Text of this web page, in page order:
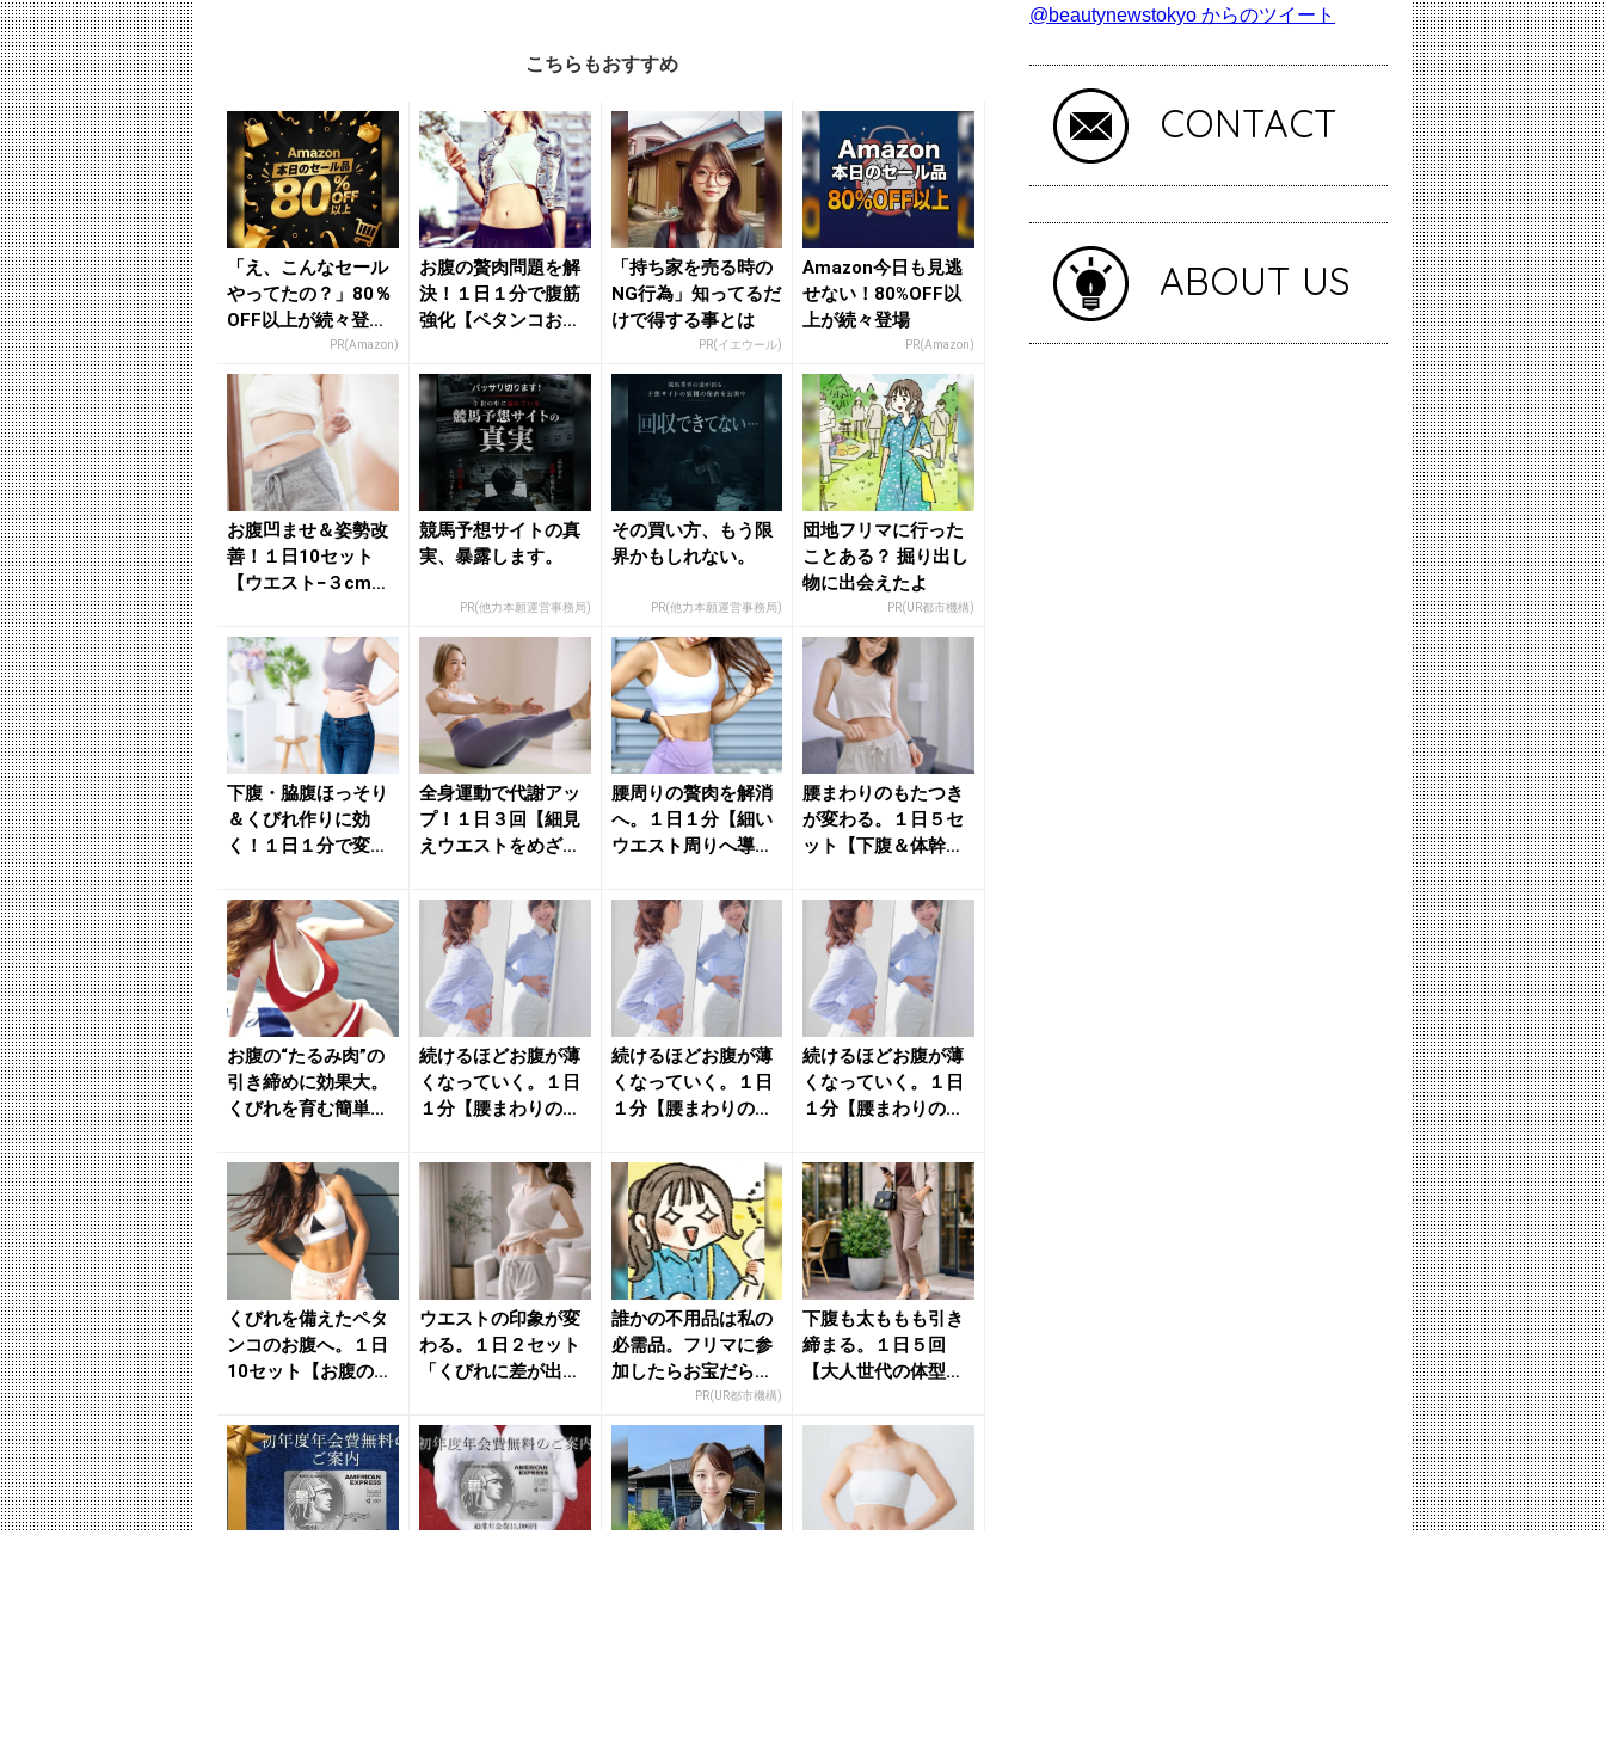
こちらもおすすめ
「え、こんなセール
やってたの？」80％
OFF以上が続々登
場！Amazonの本気
が...
PR(Amazon)
お腹の贅肉問題を解
決！１日１分で腹筋
強化【ペタンコお
- きれ...
「持ち家を売る時の
NG行為」知ってるだ
けで得する事とは
PR(イエウール)
Amazon今日も見逃
せない！80%OFF以
上が続々登場
PR(Amazon)
お腹凹ませ＆姿勢改
善！１日10セット
【ウエスト−３cmを
サイズ...
競馬予想サイトの真
実、暴露します。
PR(他力本願運営事務局)
その買い方、もう限
界かもしれない。
PR(他力本願運営事務局)
団地フリマに行った
ことある？ 掘り出し
物に出会えたよ
PR(UR都市機構)
下腹・脇腹ほっそり
＆くびれ作りに効
く！１日１分で変わ
簡単エクサ...
全身運動で代謝アッ
プ！１日３回【細見
えウエストをめざ
ズ - き...
腰周りの贅肉を解消
へ。１日１分【細い
ウエスト周りへ導
いのニ...
腰まわりのもたつき
が変わる。１日５セ
ット【下腹＆体幹に
ササイズ...
お腹の“たるみ肉”の
引き締めに効果大。
くびれを育む簡単エ
ディに...
続けるほどお腹が薄
くなっていく。１日
１分【腰まわりの贅
単エクサ...
続けるほどお腹が薄
くなっていく。１日
１分【腰まわりの贅
単エクサ...
続けるほどお腹が薄
くなっていく。１日
１分【腰まわりの贅
単エクサ...
くびれを備えたペタ
ンコのお腹へ。１日
10セット【お腹の贅
す】簡単...
ウエストの印象が変
わる。１日２セット
「くびれに差が出
クササイ...
誰かの不用品は私の
必需品。フリマに参
加したらお宝だらけ
PR(UR都市機構)
下腹も太ももも引き
締まる。１日５回
【大人世代の体型悩
る】簡単エ...
@beautynewstokyo からのツイート
CONTACT
ABOUT US